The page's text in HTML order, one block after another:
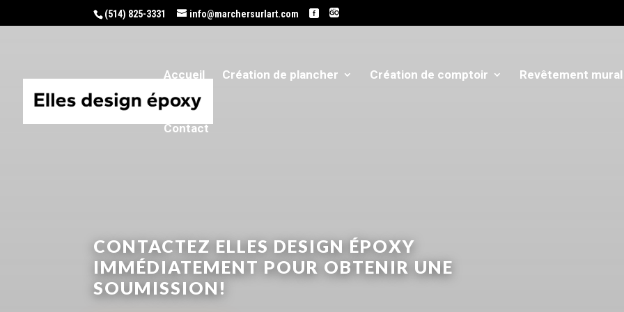
(514) 825-3331 info@marchersurlart.com
Accueil Création de plancher Création de comptoir Revêtement
Contact
CONTACTEZ ELLES DESIGN ÉPOXY
IMMÉDIATEMENT POUR OBTENIR UNE
SOUMISSION!